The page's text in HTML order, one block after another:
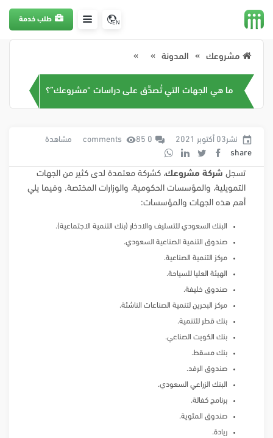
EN طلب خدمة
مشروعك المدونة
ما هي الجهات التي تُصدِّق على دراسات “مشروعك”؟
نشر03 أكتوبر 2021 0 comments 85 مشاهدة
share
تسجل شركة مشروعك، كشركة معتمدة لدى كثير من الجهات
التمويلية، والمؤسسات الحكومية، والوزارات المختصة. وفيما يلي
أهم هذه الجهات والمؤسسات:
البنك السعودي للتسليف والادخار (بنك التنمية الاجتماعية).
صندوق التنمية الصناعية السعودي.
مركز التنمية الصناعية.
الهيئة العليا للسياحة.
صندوق خليفة.
مركز البحرين لتنمية الصناعات الناشئة.
بنك قطر للتنمية.
بنك الكويت الصناعي.
بنك مسقط.
صندوق الرفد.
البنك الزراعي السعودي.
برنامج كفالة.
صندوق المئوية.
ريادة.